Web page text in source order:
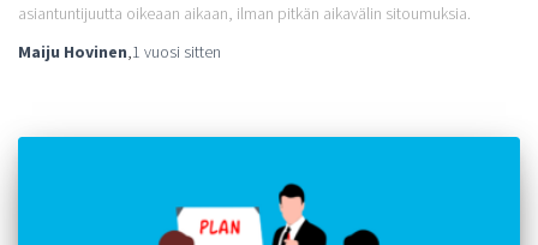
asiantuntijuutta oikeaan aikaan, ilman pitkän aikavälin sitoumuksia.
Maiju Hovinen,1 vuosi sitten